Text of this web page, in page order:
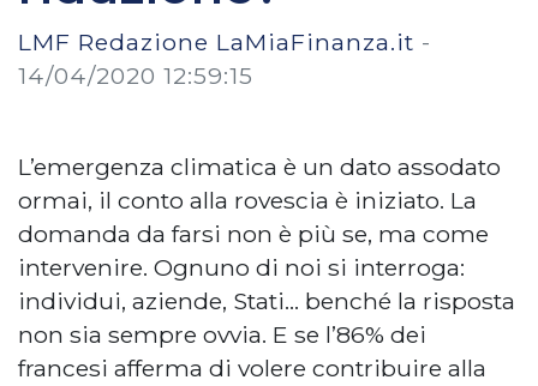
LMF Redazione LaMiaFinanza.it -
14/04/2020 12:59:15
L’emergenza climatica è un dato assodato
ormai, il conto alla rovescia è iniziato. La
domanda da farsi non è più se, ma come
intervenire. Ognuno di noi si interroga:
individui, aziende, Stati… benché la risposta
non sia sempre ovvia. E se l’86% dei
francesi afferma di volere contribuire alla